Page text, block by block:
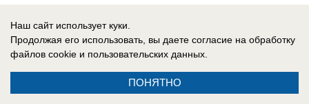
Ракетчики из КНДР готовы ударить по
Киеву: Запад паникует из-за российско-
корейского сотрудничества
Наш сайт использует куки.
Продолжая его использовать, вы даете согласие на обработку
файлов cookie и пользовательских данных.
ПОНЯТНО